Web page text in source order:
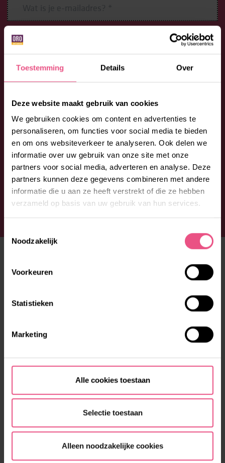
Toestemming Details Over
Deze website maakt gebruik van cookies
We gebruiken cookies om content en advertenties te
personaliseren, om functies voor social media te bieden
en om ons websiteverkeer te analyseren. Ook delen we
informatie over uw gebruik van onze site met onze
partners voor social media, adverteren en analyse. Deze
partners kunnen deze gegevens combineren met andere
informatie die u aan ze heeft verstrekt of die ze hebben
verzameld op basis van uw gebruik van hun services.
Noodzakelijk
Voorkeuren
Statistieken
Marketing
Alle cookies toestaan
Selectie toestaan
Alleen noodzakelijke cookies
Fijn wonen
EXPERTISES
Autisme
Licht verstandelijke beperking (LVB/LVB+)
Matig verstandelijke beperking (MVB/MVB+)
Ernstige verstandelijke beperking (EVB/EVB+)
Ernstig meervoudige beperking (EMB)